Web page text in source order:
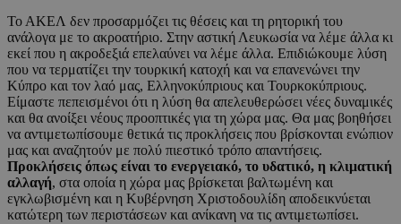
Το ΑΚΕΛ δεν προσαρμόζει τις θέσεις και τη ρητορική του
ανάλογα με το ακροατήριο. Στην αστική Λευκωσία να λέμε άλλα κι
εκεί που η ακροδεξιά επελαύνει να λέμε άλλα. Επιδιώκουμε λύση
που να τερματίζει την τουρκική κατοχή και να επανενώνει την
Κύπρο και τον λαό μας, Ελληνοκύπριους και Τουρκοκύπριους.
Είμαστε πεπεισμένοι ότι η λύση θα απελευθερώσει νέες δυναμικές
και θα ανοίξει νέους προοπτικές για τη χώρα μας. Θα μας βοηθήσει
να αντιμετωπίσουμε θετικά τις προκλήσεις που βρίσκονται ενώπιον
μας και αναζητούν με πολύ πιεστικό τρόπο απαντήσεις.
Προκλήσεις όπως είναι το ενεργειακό, το υδατικό, η κλιματική
αλλαγή, στα οποία η χώρα μας βρίσκεται βαλτωμένη και
εγκλωβισμένη και η Κυβέρνηση Χριστοδουλίδη αποδεικνύεται
κατώτερη των περιστάσεων και ανίκανη να τις αντιμετωπίσει.